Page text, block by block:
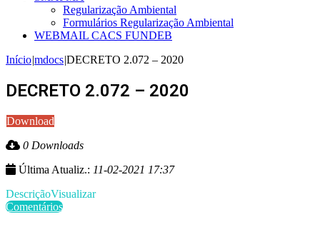
Regularização Ambiental
Formulários Regularização Ambiental
WEBMAIL CACS FUNDEB
Início|mdocs|DECRETO 2.072 – 2020
DECRETO 2.072 – 2020
Download
0 Downloads
Última Atualiz.: 11-02-2021 17:37
DescriçãoVisualizar
Comentários